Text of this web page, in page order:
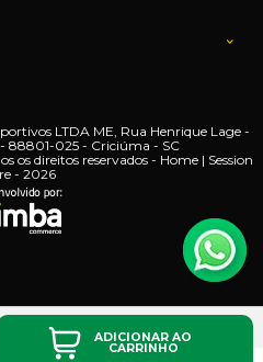
LTDA ME, Rua Henrique Lage -
88801-025 - Criciúma - SC
os direitos reservados - Home | Session
- 2026
ADICIONAR AO
CARRINHO